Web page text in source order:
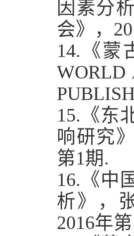
因素分
会》，
14. 《
WORLD
15. 《东
响研究
第1期.
16. 《中
析》，
2016年第